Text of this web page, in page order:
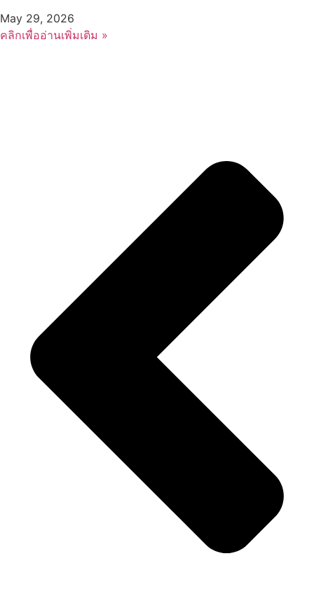
May 29, 2026
คลิกเพื่ออ่านเพิ่มเติม »